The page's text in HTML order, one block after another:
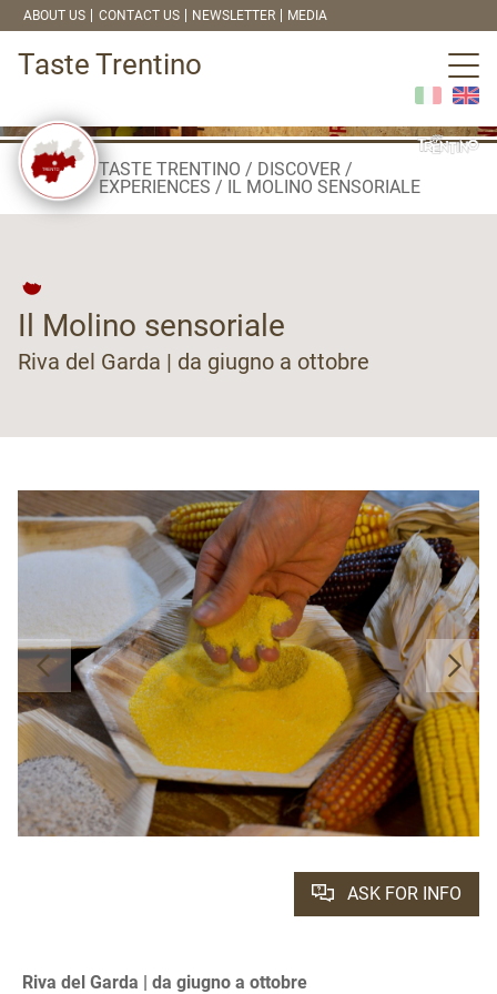
ABOUT US CONTACT US NEWSLETTER MEDIA
Taste Trentino
TASTE TRENTINO
DISCOVER
EXPERIENCES
IL MOLINO SENSORIALE
Il Molino sensoriale
Riva del Garda | da giugno a ottobre
ASK FOR INFO
Riva del Garda | da giugno a ottobre